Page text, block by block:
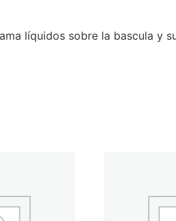
líquidos sobre la bascula y